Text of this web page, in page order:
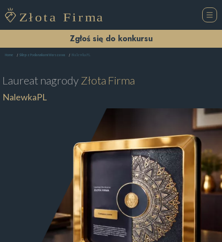
Zgłoś się do konkursu
Home Sklep z Podarunkami Warszawa NalewkaPL
Laureat nagrodyZłota Firma
NalewkaPL